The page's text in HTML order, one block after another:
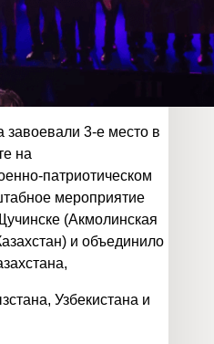
завоевали 3‑е место в
на
мероприятие
(Акмолинская
и объединило
Узбекистана и